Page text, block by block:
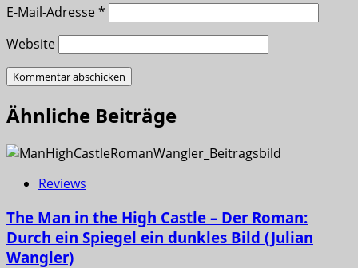
E-Mail-Adresse*
Website
Ähnliche Beiträge
Reviews
The Man in the High Castle – Der Roman:
Durch ein Spiegel ein dunkles Bild (Julian
Wangler)